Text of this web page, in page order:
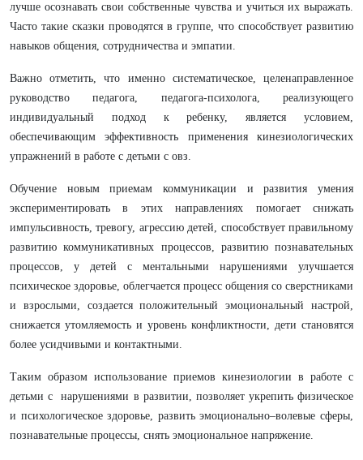
лучше осознавать свои собственные чувства и учиться их выражать.
Часто такие сказки проводятся в группе, что способствует развитию
навыков общения, сотрудничества и эмпатии.
Важно отметить, что именно систематическое, целенаправленное
руководство педагога, педагога-психолога, реализующего
индивидуальный подход к ребенку, является условием,
обеспечивающим эффективность применения кинезиологических
упражнений в работе с детьми с овз.
Обучение новым приемам коммуникации и развития умения
экспериментировать в этих направлениях помогает снижать
импульсивность, тревогу, агрессию детей, способствует правильному
развитию коммуникативных процессов, развитию познавательных
процессов, у детей с ментальными нарушениями улучшается
психическое здоровье, облегчается процесс общения со сверстниками
и взрослыми, создается положительный эмоциональный настрой,
снижается утомляемость и уровень конфликтности, дети становятся
более усидчивыми и контактными.
Таким образом использование приемов кинезиологии в работе с
детьми с нарушениями в развитии, позволяет укрепить физическое
и психологическое здоровье, развить эмоционально–волевые сферы,
познавательные процессы, снять эмоциональное напряжение.